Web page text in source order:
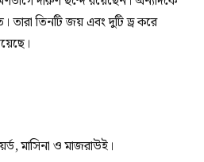
তারা তিনটি জয় এবং দুটি ড্র করে
মাসিনা ও মাজরাউই।